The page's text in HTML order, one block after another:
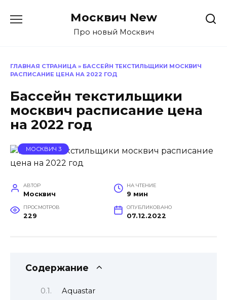
Москвич New
Про новый Москвич
ГЛАВНАЯ СТРАНИЦА » БАССЕЙН ТЕКСТИЛЬЩИКИ МОСКВИЧ
РАСПИСАНИЕ ЦЕНА НА 2022 ГОД
Бассейн текстильщики
москвич расписание цена
на 2022 год
МОСКВИЧ 3
АВТОР
Москвич
НА ЧТЕНИЕ
9 мин
ПРОСМОТРОВ
229
ОПУБЛИКОВАНО
07.12.2022
Содержание
Aquastar